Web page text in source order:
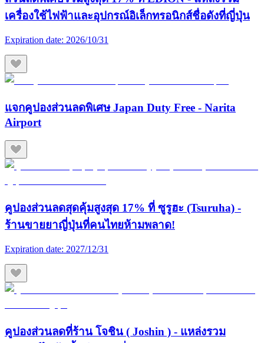
เครื่องใช้ไฟฟ้าและอุปกรณ์อิเล็กทรอนิกส์ชื่อดังที่ญี่ปุ่น
Expiration date: 2026/10/31
แจกคูปองส่วนลดพิเศษ Japan Duty Free - Narita
Airport
คูปองส่วนลดสุดคุ้มสูงสุด 17% ที่ ซูรูฮะ (Tsuruha) -
ร้านขายยาญี่ปุ่นที่คนไทยห้ามพลาด!
Expiration date: 2027/12/31
คูปองส่วนลดที่ร้าน โจชิน ( Joshin ) - แหล่งรวม